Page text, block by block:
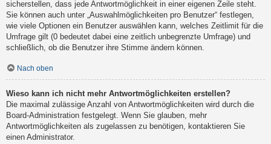
sicherstellen, dass jede Antwortmöglichkeit in einer eigenen Zeile steht.
Sie können auch unter „Auswahlmöglichkeiten pro Benutzer“ festlegen,
wie viele Optionen ein Benutzer auswählen kann, welches Zeitlimit für die
Umfrage gilt (0 bedeutet dabei eine zeitlich unbegrenzte Umfrage) und
schließlich, ob die Benutzer ihre Stimme ändern können.
Nach oben
Wieso kann ich nicht mehr Antwortmöglichkeiten erstellen?
Die maximal zulässige Anzahl von Antwortmöglichkeiten wird durch die
Board-Administration festgelegt. Wenn Sie glauben, mehr
Antwortmöglichkeiten als zugelassen zu benötigen, kontaktieren Sie
einen Administrator.